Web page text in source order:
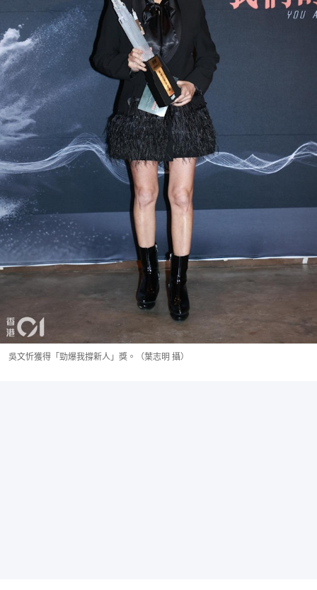
吳文忻獲得「勁爆我撐新人」獎。（葉志明 攝）